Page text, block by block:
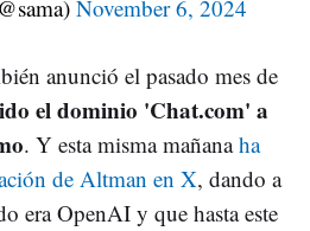
November 6, 2024
anunció el pasado mes de
el dominio 'Chat.com' a
. Y esta misma mañanaha
de Altman en X, dando a
era OpenAI y que hasta este